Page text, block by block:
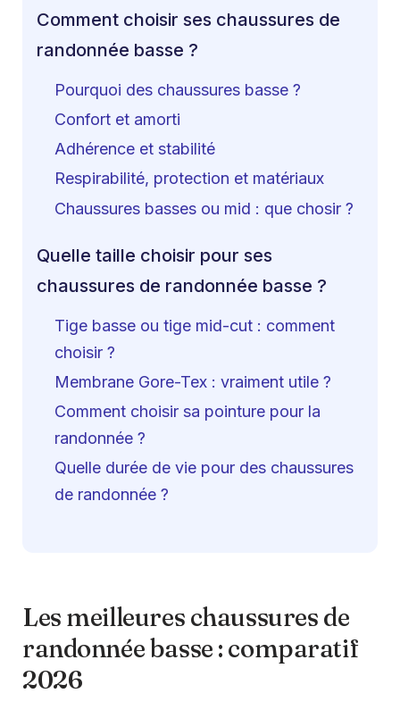
Comment choisir ses chaussures de
randonnée basse ?
Pourquoi des chaussures basse ?
Confort et amorti
Adhérence et stabilité
Respirabilité, protection et matériaux
Chaussures basses ou mid : que chosir ?
Quelle taille choisir pour ses
chaussures de randonnée basse ?
Tige basse ou tige mid-cut : comment
choisir ?
Membrane Gore-Tex : vraiment utile ?
Comment choisir sa pointure pour la
randonnée ?
Quelle durée de vie pour des chaussures
de randonnée ?
Les meilleures chaussures de
randonnée basse : comparatif
2026